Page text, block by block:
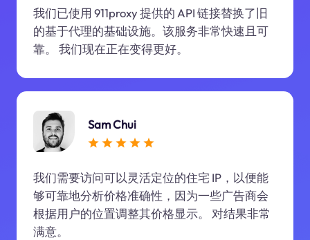
我们已使用 911proxy 提供的 API 链接替换了旧
的基于代理的基础设施。该服务非常快速且可
靠。 我们现在正在变得更好。
Sam Chui
我们需要访问可以灵活定位的住宅 IP，以便能
够可靠地分析价格准确性，因为一些广告商会
根据用户的位置调整其价格显示。 对结果非常
满意。